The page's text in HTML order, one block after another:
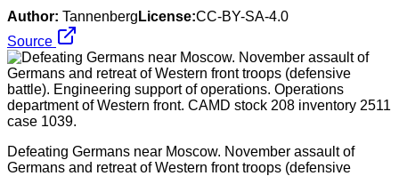
Author: Tannenberg License:CC-BY-SA-4.0
Source
Defeating Germans near Moscow. November assault of
Germans and retreat of Western front troops (defensive